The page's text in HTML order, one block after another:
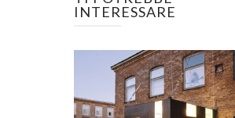
INTERESSARE